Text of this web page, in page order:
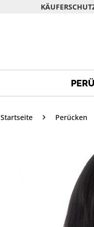
Startseite Perücken